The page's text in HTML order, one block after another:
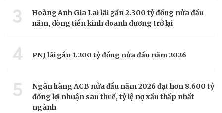
3
Hoàng Anh Gia Lai lãi gần 2.300 tỷ đồng nửa đầu
năm, dòng tiền kinh doanh dương trở lại
4 PNJ lãi gần 1.200 tỷ đồng nửa đầu năm 2026
5
Ngân hàng ACB nửa đầu năm 2026 đạt hơn 8.600 tỷ
đồng lợi nhuận sau thuế, tỷ lệ nợ xấu thấp nhất
ngành